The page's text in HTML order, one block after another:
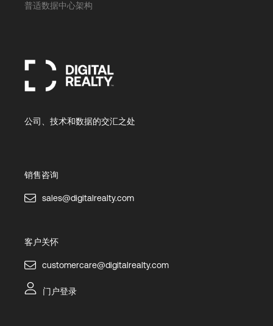
普适数据中心架构
公司、技术和数据的交汇之处
销售咨询
sales@digitalrealty.com
客户关怀
customercare@digitalrealty.com
门户登录